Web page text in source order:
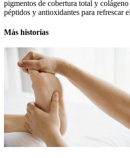
pigmentos de cobertura total y
péptidos y antioxidantes para refrescar
Más historias